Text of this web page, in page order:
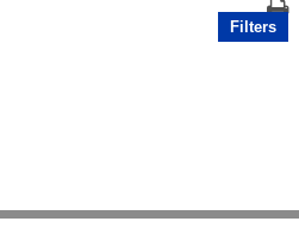
Filters